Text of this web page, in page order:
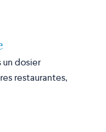
un dosier
restaurantes,